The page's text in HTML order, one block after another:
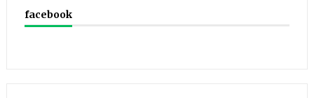
facebook